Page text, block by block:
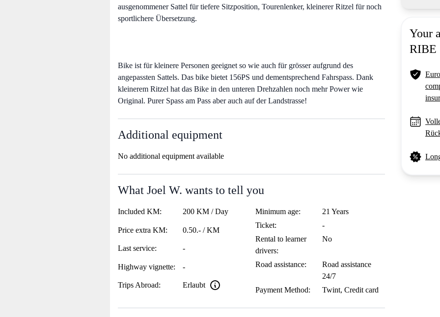
Your
RIBE
ausgenommener Sattel für tiefere Sitzposition, Tourenlenker, kleinerer Ritzel für noch
sportlichere Übersetzung.
Bike ist für kleinere Personen geeignet so wie auch für grösser aufgrund des
angepassten Sattels. Das bike bietet 156PS und dementsprechend Fahrspass. Dank
kleinerem Ritzel hat das Bike in den unteren Drehzahlen noch mehr Power wie
Original. Purer Spass am Pass aber auch auf der Landstrasse!
Additional equipment
No additional equipment available
What Joel W. wants to tell you
Included KM: 200 KM / Day
Price extra KM: 0.50.- / KM
Last service: -
Highway vignette: -
Trips Abroad: Erlaubt
Minimum age:
21 Years
Ticket:
-
Rental to learner
drivers:
No
Road assistance:
Road assistance
24/7
Payment Method:
Twint, Credit card